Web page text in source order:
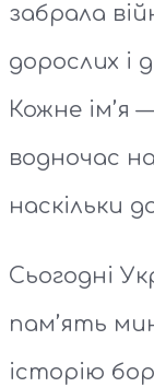
забрала
дорослих і
Кожне ім’я
водночас
наскільки
Сьогодні
пам’ять
історію